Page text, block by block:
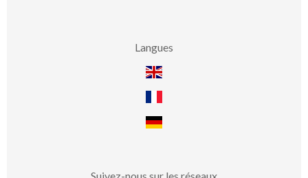
Langues
Suivez-nous sur les réseaux